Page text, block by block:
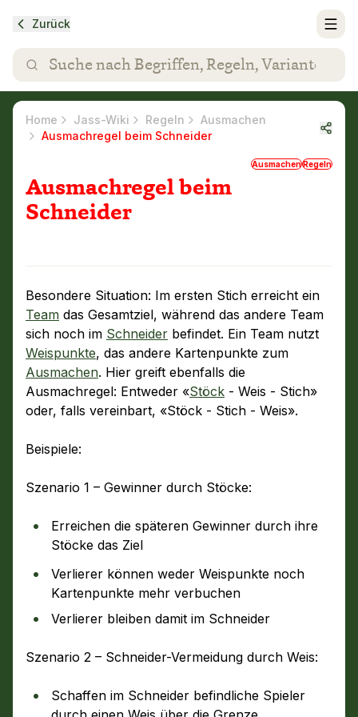
Zurück
Home Jass-Wiki Regeln
Ausmachen
Ausmachregel beim Schneider
AusmachenRegeln
Ausmachregel beim
Schneider
Besondere Situation: Im ersten Stich erreicht ein
Team das Gesamtziel, während das andere Team
sich noch im Schneider befindet. Ein Team nutzt
Weispunkte, das andere Kartenpunkte zum
Ausmachen. Hier greift ebenfalls die
Ausmachregel: Entweder «Stöck - Weis - Stich»
oder, falls vereinbart, «Stöck - Stich - Weis».
Beispiele:
Szenario 1 – Gewinner durch Stöcke:
Erreichen die späteren Gewinner durch ihre
Stöcke das Ziel
Verlierer können weder Weispunkte noch
Kartenpunkte mehr verbuchen
Verlierer bleiben damit im Schneider
Szenario 2 – Schneider-Vermeidung durch Weis:
Schaffen im Schneider befindliche Spieler